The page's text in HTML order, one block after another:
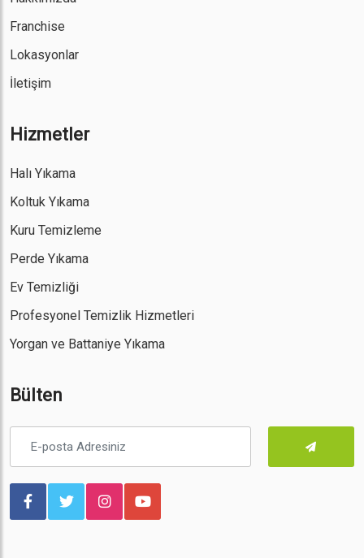
Franchise
Lokasyonlar
İletişim
Hizmetler
Halı Yıkama
Koltuk Yıkama
Kuru Temizleme
Perde Yıkama
Ev Temizliği
Profesyonel Temizlik Hizmetleri
Yorgan ve Battaniye Yıkama
Bülten